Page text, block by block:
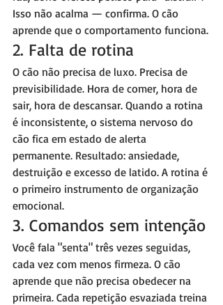
Isso não acalma — confirma. O cão
aprende que o comportamento funciona.
2. Falta de rotina
O cão não precisa de luxo. Precisa de
previsibilidade. Hora de comer, hora de
sair, hora de descansar. Quando a rotina
é inconsistente, o sistema nervoso do
cão fica em estado de alerta
permanente. Resultado: ansiedade,
destruição e excesso de latido. A rotina é
o primeiro instrumento de organização
emocional.
3. Comandos sem intenção
Você fala "senta" três vezes seguidas,
cada vez com menos firmeza. O cão
aprende que não precisa obedecer na
primeira. Cada repetição esvaziada treina